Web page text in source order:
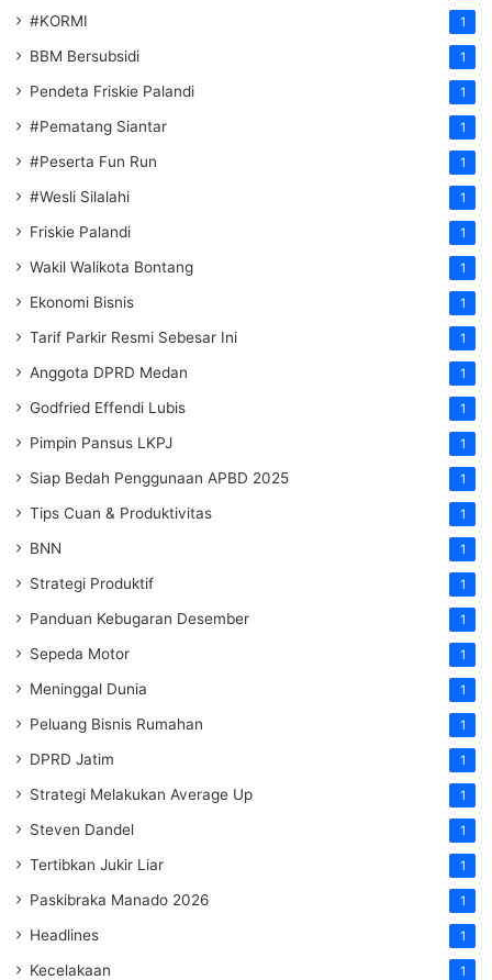
#KORMI 1
BBM Bersubsidi 1
Pendeta Friskie Palandi 1
#Pematang Siantar 1
#Peserta Fun Run 1
#Wesli Silalahi 1
Friskie Palandi 1
Wakil Walikota Bontang 1
Ekonomi Bisnis 1
Tarif Parkir Resmi Sebesar Ini 1
Anggota DPRD Medan 1
Godfried Effendi Lubis 1
Pimpin Pansus LKPJ 1
Siap Bedah Penggunaan APBD 2025 1
Tips Cuan & Produktivitas 1
BNN 1
Strategi Produktif 1
Panduan Kebugaran Desember 1
Sepeda Motor 1
Meninggal Dunia 1
Peluang Bisnis Rumahan 1
DPRD Jatim 1
Strategi Melakukan Average Up 1
Steven Dandel 1
Tertibkan Jukir Liar 1
Paskibraka Manado 2026 1
Headlines 1
Kecelakaan 1